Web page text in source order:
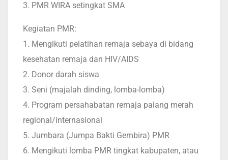
3. PMR WIRA setingkat SMA
Kegiatan PMR:
1. Mengikuti pelatihan remaja sebaya di bidang
kesehatan remaja dan HIV/AIDS
2. Donor darah siswa
3. Seni (majalah dinding, lomba-lomba)
4. Program persahabatan remaja palang merah
regional/internasional
5. Jumbara (Jumpa Bakti Gembira) PMR
6. Mengikuti lomba PMR tingkat kabupaten, atau